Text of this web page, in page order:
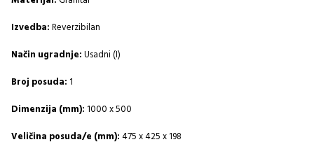
Izvedba:Reverzibilan
Način ugradnje:Usadni (I)
Broj posuda: 1
Dimenzija (mm): 1000 x 500
Veličina posuda/e (mm):475 x 425 x 198